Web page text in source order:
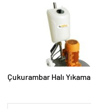
Çukurambar Halı Yıkama